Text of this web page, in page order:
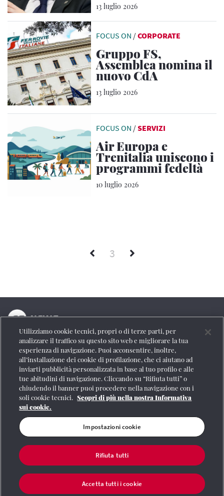
13 luglio 2026
FOCUS ON /CORPORATE
Gruppo FS,
Assemblea nomina il
nuovo CdA
13 luglio 2026
FOCUS ON /SERVIZI
Air Europa e
Trenitalia uniscono i
programmi fedeltà
10 luglio 2026
3
La testata online del Gruppo FS Italiane
Social
Se vuoi contattarci o avere altre informazioni
CONTATTI
Registrazione Tribunale di Roma n° 204/2009
| |Credits | Protezione dei dati personali
Partita
Iva 06359501001
Utilizziamo cookie tecnici, propri o di terze parti, per
analizzare il traffico su questo sito web e migliorare la tua
esperienza di navigazione. Puoi acconsentire, inoltre,
all’installazione dei cookie di profilazione, che ci aiutano ad
inviarti pubblicità personalizzata in base al tuo profilo e alle
tue abitudini di navigazione. Cliccando su “Rifiuta tutti” o
chiudendo il banner puoi procedere nella navigazione con i
soli cookie tecnici. Scopri di più nella nostra Informativa
sui cookie.
Impostazioni cookie
Rifiuta tutti
Accetta tutti i cookie